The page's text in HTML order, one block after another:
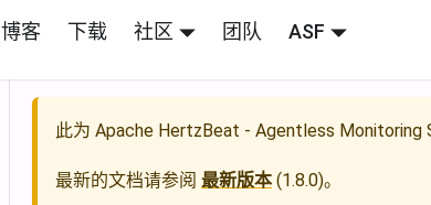
博客 下载 社区 团队
ASF
此为 Apache HertzBeat - Agentless Monitoring
最新的文档请参阅 最新版本(1.8.0)。